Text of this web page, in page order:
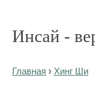
Инсай -
Главная › Хинг Ши